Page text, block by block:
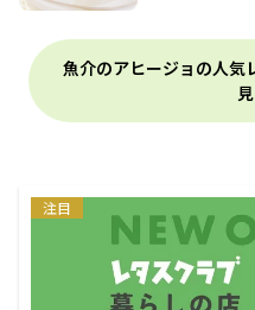
魚介のアヒージョの人気
注目